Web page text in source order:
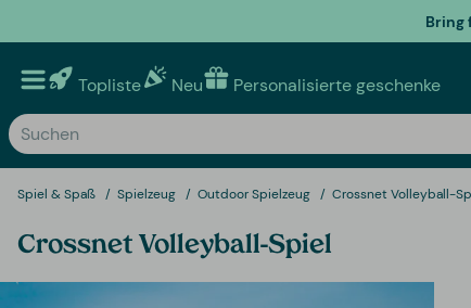
Bring
Topliste Neu Personalisierte geschenke
Spiel & Spaß Spielzeug Outdoor Spielzeug Crossnet Volleyball-
Crossnet Volleyball-Spiel